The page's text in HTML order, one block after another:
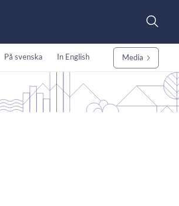
På svenska In English Media